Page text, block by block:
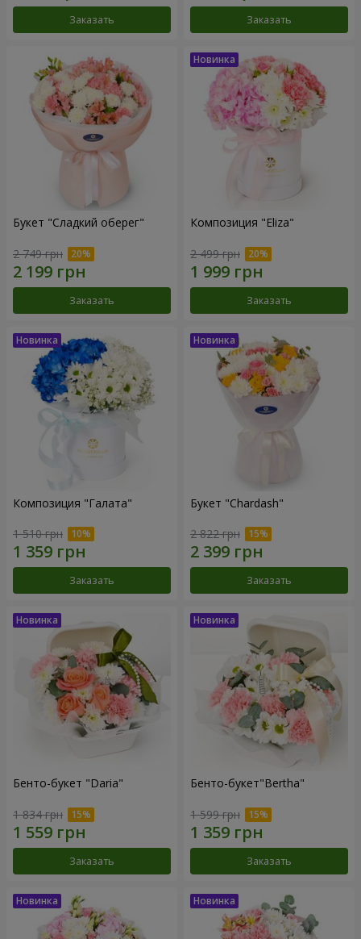
Заказать Заказать
Букет "Сладкий оберег"
2 749 грн
Заказать
Композиция "Eliza"
2 499 грн
Заказать
Композиция "Галата"
1 510 грн
Заказать
Букет "Chardash"
2 822 грн
Заказать
Бенто-букет "Daria"
1 834 грн
Заказать
Бенто-букет"Bertha"
1 599 грн
Заказать